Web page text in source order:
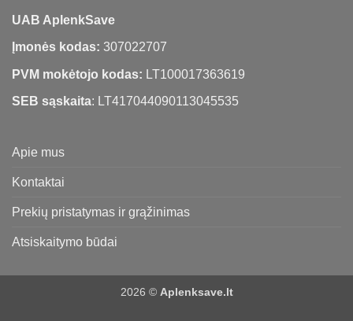
UAB AplenkSave
Įmonės kodas: 307022707
PVM mokėtojo kodas: LT100017363619
SEB sąskaita: LT417044090113045535
Apie mus
Kontaktai
Prekių pristatymas ir grąžinimas
Atsiskaitymo būdai
2026 © Aplenksave.lt